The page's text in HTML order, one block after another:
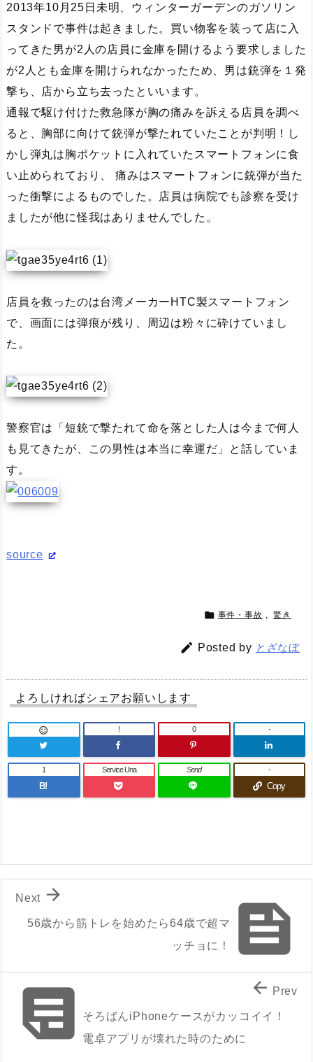
2013年10月25日未明、ウィンターガーデンのガソリン
スタンドで事件は起きました。買い物客を装って店に入
ってきた男が2人の店員に金庫を開けるよう要求しました
が2人とも金庫を開けられなかったため、男は銃弾を１発
撃ち、店から立ち去ったといいます。
通報で駆け付けた救急隊が胸の痛みを訴える店員を調べ
ると、胸部に向けて銃弾が撃たれていたことが判明！し
かし弾丸は胸ポケットに入れていたスマートフォンに食
い止められており、 痛みはスマートフォンに銃弾が当た
った衝撃によるものでした。店員は病院でも診察を受け
ましたが他に怪我はありませんでした。
店員を救ったのは台湾メーカーHTC製スマートフォン
で、画面には弾痕が残り、周辺は粉々に砕けていまし
た。
警察官は「短銃で撃たれて命を落とした人は今まで何人
も見てきたが、この男性は本当に幸運だ」と話していま
す。
source
 事件・事故 , 驚き
 Posted by とざなぼ
よろしければシェアお願いします
 ! 0 -
B!
1 Service Una Send
Copy
-

56歳から筋トレを始めたら64歳で超マ
ッチョに！

Next
そろばんiPhoneケースがカッコイイ！
電卓アプリが壊れた時のために
 Prev